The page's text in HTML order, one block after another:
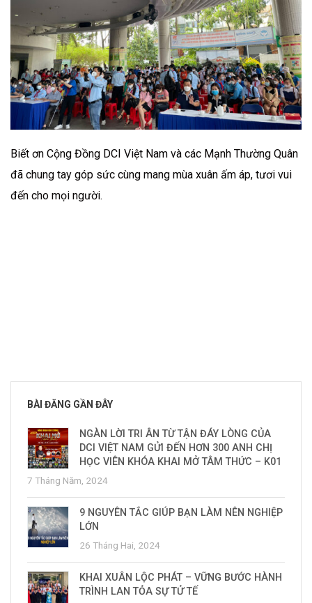
Biết ơn Cộng Đồng DCI Việt Nam và các Mạnh Thường Quân
đã chung tay góp sức cùng mang mùa xuân ấm áp, tươi vui
đến cho mọi người.
BÀI ĐĂNG GẦN ĐÂY
NGÀN LỜI TRI ÂN TỪ TẬN ĐÁY LÒNG CỦA
DCI VIỆT NAM GỬI ĐẾN HƠN 300 ANH CHỊ
HỌC VIÊN KHÓA KHAI MỞ TÂM THỨC – K01
7 Tháng Năm, 2024
9 NGUYÊN TẮC GIÚP BẠN LÀM NÊN NGHIỆP
LỚN
26 Tháng Hai, 2024
KHAI XUÂN LỘC PHÁT – VỮNG BƯỚC HÀNH
TRÌNH LAN TỎA SỰ TỬ TẾ